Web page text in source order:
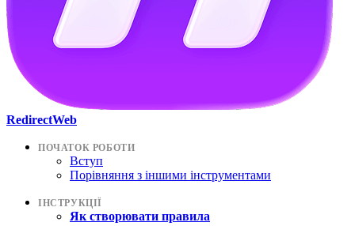
RedirectWeb
ПОЧАТОК РОБОТИ
Вступ
Порівняння з іншими інструментами
ІНСТРУКЦІЇ
Як створювати правила